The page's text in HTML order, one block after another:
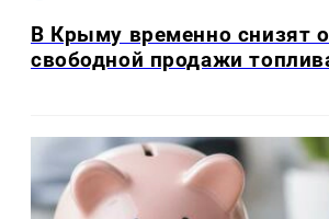
В Крыму временно снизят
свободной продажи